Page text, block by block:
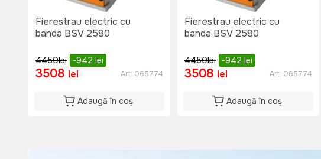
Si: 08:00 - 15:00
Du: 08:00 - 15:00
Fierestrau electric cu
banda BSV 2580
4450lei -942 lei
3508 lei Art: 065774
Adaugă în coș
Fierestrau electric cu
banda BSV 2580
4450lei -942 lei
3508 lei Art: 065774
Adaugă în coș